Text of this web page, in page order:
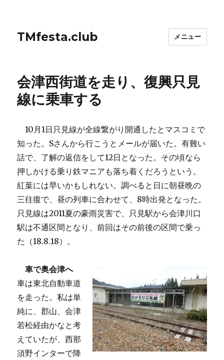
TMfesta.club メニュー
会津西街道を走り、復興只見
線に乗車する
10月1日只見線が全線繋がり開通したとマスコミで
知った。Sさんから行こうとメールが届いた。有難い
話で、了解の返信をして12日となった。その頃なら
押しかける乗り鉄マニアも落ち着くだろうという。
紅葉には早いかもしれない。調べると日に朝昼晩の
三往復で、昼の列車に合わせて、8時出発となった。
只見線は2011夏の豪雨災害で、只見駅から会津川口
駅は不通区間となり、前回はその前後の区間で乗っ
た（18.8.18）。
車で奥会津へ
車は東北自動車道
を走った。私は単
純に、郡山、会津
若松経由かなと考
えていたが、西那
須野インターで降